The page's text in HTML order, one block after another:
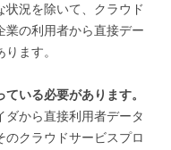
状況を除いて、クラウド
業の利用者から直接デー
ます。
いる必要があります。
から直接利用者データ
のクラウドサービスプロ